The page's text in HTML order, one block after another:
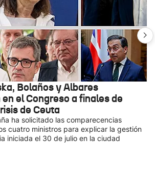
Bolaños y Albares
el Congreso a finales de
de Ceuta
ha solicitado las comparecencias
cuatro ministros para explicar la gestión
iniciada el 30 de julio en la ciudad